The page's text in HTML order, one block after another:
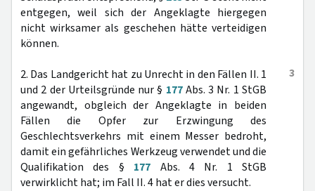
entgegen, weil sich der Angeklagte hiergegen
nicht wirksamer als geschehen hätte verteidigen
können.
3
2. Das Landgericht hat zu Unrecht in den Fällen II. 1
und 2 der Urteilsgründe nur § 177Abs. 3 Nr. 1 StGB
angewandt, obgleich der Angeklagte in beiden
Fällen die Opfer zur Erzwingung des
Geschlechtsverkehrs mit einem Messer bedroht,
damit ein gefährliches Werkzeug verwendet und die
Qualifikation des § 177 Abs. 4 Nr. 1 StGB
verwirklicht hat; im Fall II. 4 hat er dies versucht.